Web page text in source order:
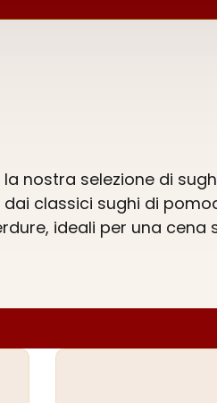
nostra selezione di
classici sughi di
ideali per una cena
unico del nostro
e delizioso —